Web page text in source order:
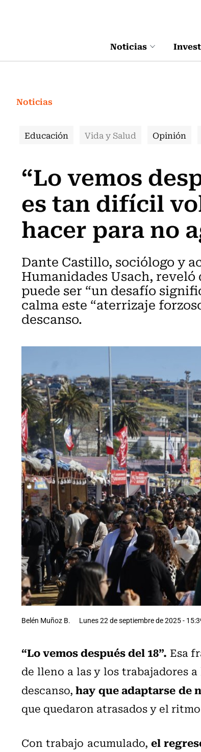
Noticias
Noticias
Educación Vida y Salud Opinión
“Lo vemos
es tan difícil
hacer para no
Dante Castillo, sociólogo y
Humanidades Usach,
puede ser “un desafío
calma este “aterrizaje
descanso.
Belén Muñoz B. Lunes 22 de septiembre de 2025 -
“Lo vemos después del 18”. Esa
de lleno a las y los trabajadores
descanso,hay que adaptarse de
que quedaron atrasados y el
Con trabajo acumulado, el